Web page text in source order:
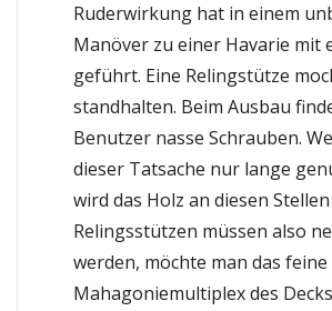
Ruderwirkung hat in einem
Manöver zu einer Havarie mit
geführt. Eine Relingstütze
standhalten. Beim Ausbau
Benutzer nasse Schrauben.
dieser Tatsache nur lange
wird das Holz an diesen
Relingsstützen müssen also
werden, möchte man das feine
Mahagoniemultiplex des